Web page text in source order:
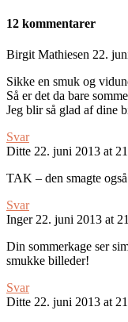
12 kommentarer
Birgit Mathiesen 22.
Sikke en smuk og
Så er det da bare
Jeg blir så glad af dine
Svar
Ditte 22. juni 2013 at
TAK – den smagte
Svar
Inger 22. juni 2013 at
Din sommerkage ser
smukke billeder!
Svar
Ditte 22. juni 2013 at